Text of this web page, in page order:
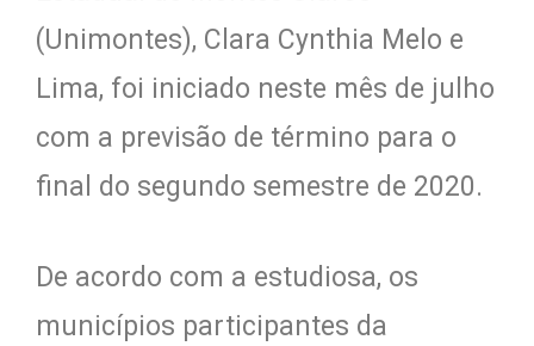
(Unimontes), Clara Cynthia Melo e
Lima, foi iniciado neste mês de julho
com a previsão de término para o
final do segundo semestre de 2020.
De acordo com a estudiosa, os
municípios participantes da